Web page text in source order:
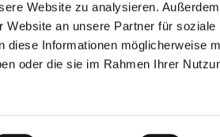
Website zu analysieren.
an unsere Partner für soziale
diese Informationen möglicherweise
oder die sie im Rahmen Ihrer
Hinweisgebersystem